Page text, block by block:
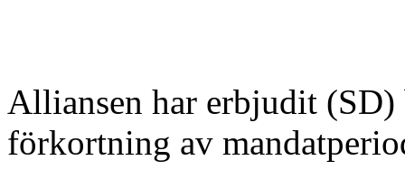
Alliansen har erbjudit (SD)
förkortning av